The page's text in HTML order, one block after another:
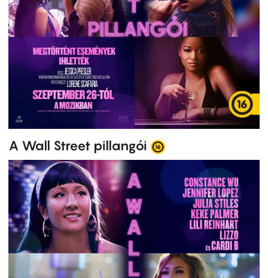
A Wall Street pillangói